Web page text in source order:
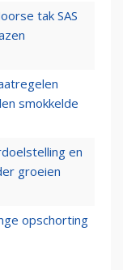
tak SAS
smokkelde
en
groeien
opschorting